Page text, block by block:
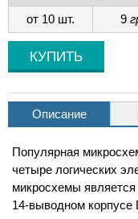
от 10 шт.
9
Описание
Популярная
четыре логических
микросхемы
14-выводном корпусе